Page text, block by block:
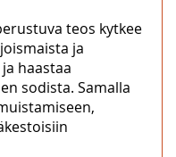
teos kytkee
ja
haastaa
sodista. Samalla